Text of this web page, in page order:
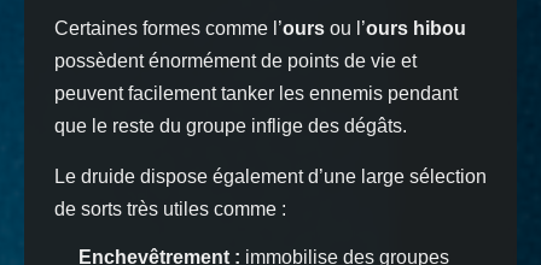
Certaines formes comme l’ours ou l’ours hibou
possèdent énormément de points de vie et
peuvent facilement tanker les ennemis pendant
que le reste du groupe inflige des dégâts.
Le druide dispose également d’une large sélection
de sorts très utiles comme :
Enchevêtrement : immobilise des groupes